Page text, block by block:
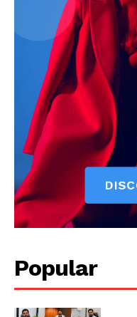
Popular